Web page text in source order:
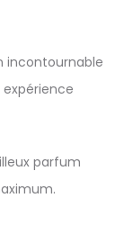
incontournable
parfum